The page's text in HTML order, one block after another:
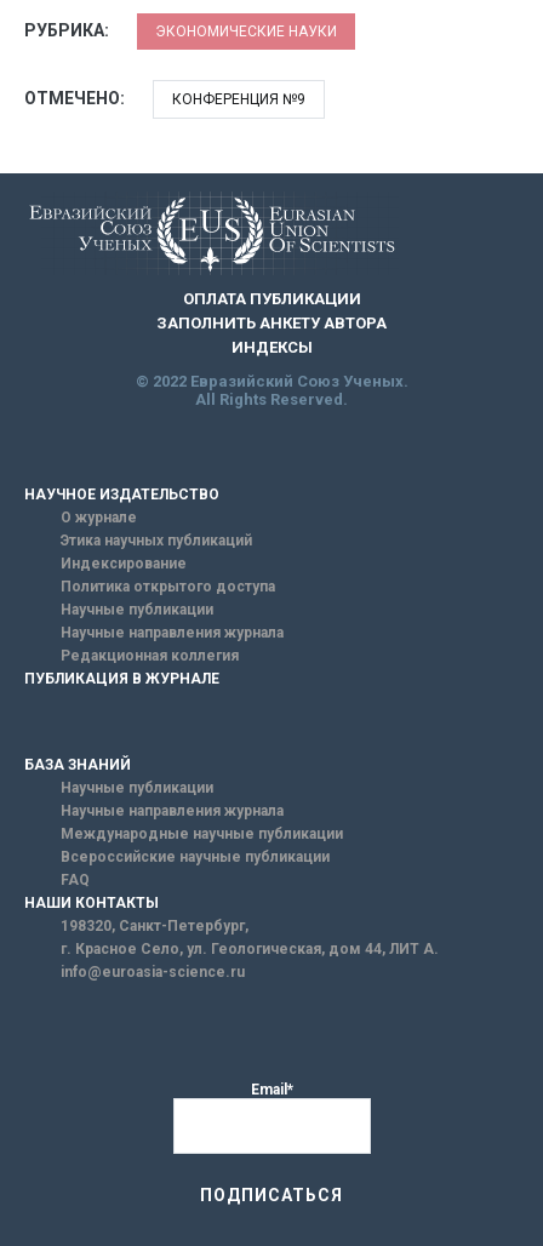
РУБРИКА: ЭКОНОМИЧЕСКИЕ НАУКИ
ОТМЕЧЕНО: КОНФЕРЕНЦИЯ №9
ОПЛАТА ПУБЛИКАЦИИ
ЗАПОЛНИТЬ АНКЕТУ АВТОРА
ИНДЕКСЫ
© 2022 Евразийский Союз Ученых.
All Rights Reserved.
НАУЧНОЕ ИЗДАТЕЛЬСТВО
О журнале
Этика научных публикаций
Индексирование
Политика открытого доступа
Научные публикации
Научные направления журнала
Редакционная коллегия
ПУБЛИКАЦИЯ В ЖУРНАЛЕ
БАЗА ЗНАНИЙ
Научные публикации
Научные направления журнала
Международные научные публикации
Всероссийские научные публикации
FAQ
НАШИ КОНТАКТЫ
198320, Санкт-Петербург,
г. Красное Село, ул. Геологическая, дом 44, ЛИТ А.
info@euroasia-science.ru
Email*